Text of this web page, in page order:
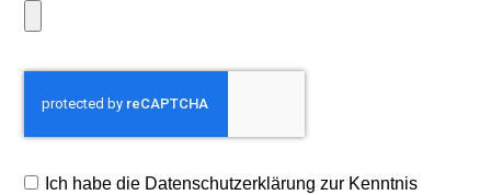
Ich habe die Datenschutzerklärung zur Kenntnis